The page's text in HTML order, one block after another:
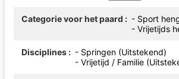
Categorie voor het paard
- Sport
- Vrijetijds
Disciplines
- Springen (Uitstekend)
- Vrijetijd / Familie